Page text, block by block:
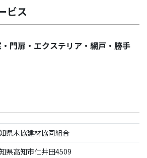
ビス
門扉・エクステリア・網戸・勝手
県木協建材協同組合
県高知市仁井田4509